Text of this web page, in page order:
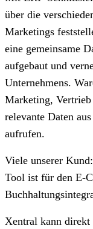
über die
Marketings
eine gemeinsame
aufgebaut und
Unternehmens.
Marketing, Vertrieb
relevante Daten
aufrufen.
Viele unserer
Tool ist für den E-
Xentral kann direkt